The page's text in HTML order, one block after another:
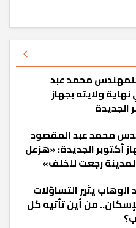
محمد عبد
ولايته بجهاز
الجديدة
محمد عبد المقصود
أكتوبر الجديدة: «هزعل
رجعت للخلف»
يثير التساؤلات
من أين تأتيه كل